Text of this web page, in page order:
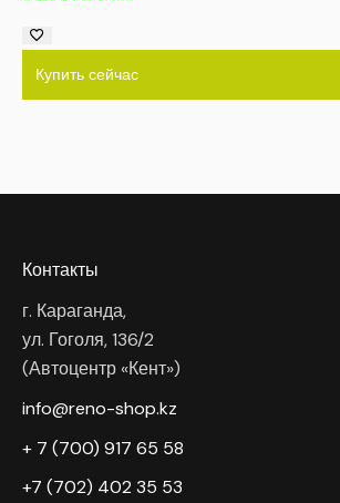
Купить сейчас
Контакты
г. Караганда,
ул. Гоголя, 136/2
(Автоцентр «Кент»)
info@reno-shop.kz
+ 7 (700) 917 65 58
+7 (702) 402 35 53